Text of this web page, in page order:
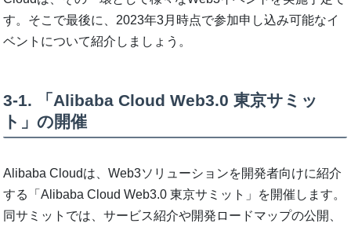
す。そこで最後に、2023年3月時点で参加申し込み可能なイ
ベントについて紹介しましょう。
3-1. 「Alibaba Cloud Web3.0 東京サミッ
ト」の開催
Alibaba Cloudは、Web3ソリューションを開発者向けに紹介
する「Alibaba Cloud Web3.0 東京サミット」を開催します。
同サミットでは、サービス紹介や開発ロードマップの公開、